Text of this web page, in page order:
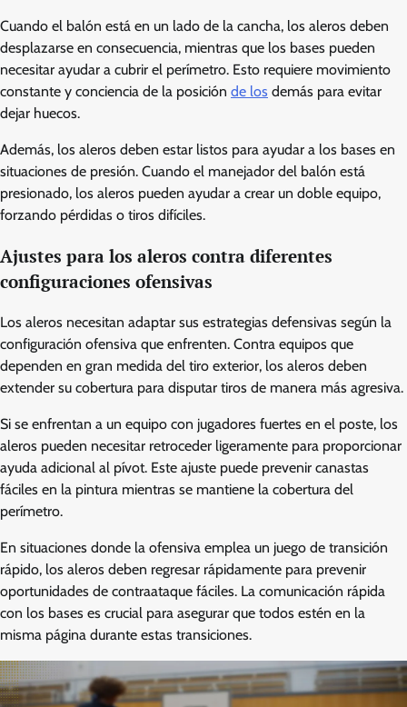
Cuando el balón está en un lado de la cancha, los aleros deben
desplazarse en consecuencia, mientras que los bases pueden
necesitar ayudar a cubrir el perímetro. Esto requiere movimiento
constante y conciencia de la posición de los demás para evitar
dejar huecos.
Además, los aleros deben estar listos para ayudar a los bases en
situaciones de presión. Cuando el manejador del balón está
presionado, los aleros pueden ayudar a crear un doble equipo,
forzando pérdidas o tiros difíciles.
Ajustes para los aleros contra diferentes
configuraciones ofensivas
Los aleros necesitan adaptar sus estrategias defensivas según la
configuración ofensiva que enfrenten. Contra equipos que
dependen en gran medida del tiro exterior, los aleros deben
extender su cobertura para disputar tiros de manera más agresiva.
Si se enfrentan a un equipo con jugadores fuertes en el poste, los
aleros pueden necesitar retroceder ligeramente para proporcionar
ayuda adicional al pívot. Este ajuste puede prevenir canastas
fáciles en la pintura mientras se mantiene la cobertura del
perímetro.
En situaciones donde la ofensiva emplea un juego de transición
rápido, los aleros deben regresar rápidamente para prevenir
oportunidades de contraataque fáciles. La comunicación rápida
con los bases es crucial para asegurar que todos estén en la
misma página durante estas transiciones.